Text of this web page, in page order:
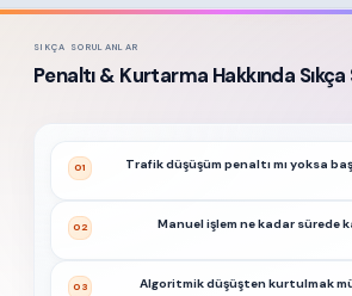
SIKÇA SORULANLAR
Penaltı & Kurtarma Hakkında
01 Trafik düşüşüm penaltı mı yoksa
02 Manuel işlem ne kadar sürede
03 Algoritmik düşüşten kurtulmak